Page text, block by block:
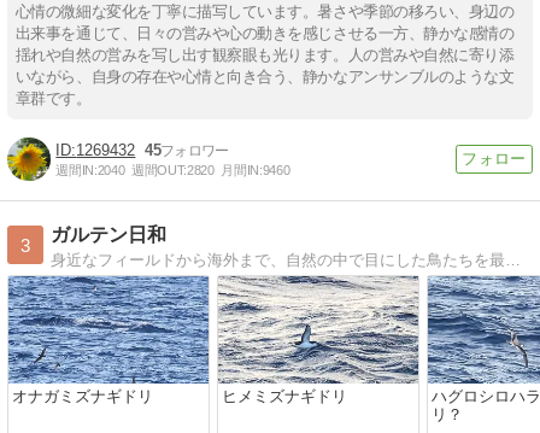
心情の微細な変化を丁寧に描写しています。暑さや季節の移ろい、身辺の
出来事を通じて、日々の営みや心の動きを感じさせる一方、静かな感情の
揺れや自然の営みを写し出す観察眼も光ります。人の営みや自然に寄り添
いながら、自身の存在や心情と向き合う、静かなアンサンブルのような文
章群です。
1269432 45
週間IN:2040 週間OUT:2820 月間IN:9460
3
ガルテン日和
オナガミズナギドリ ヒメミズナギドリ
ハグロシロハ
リ？